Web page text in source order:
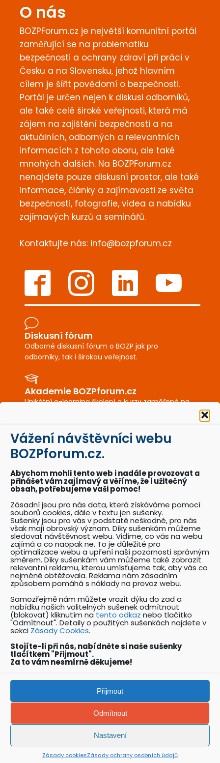
Vážení návštěvníci webu
BOZPforum.cz.
Abychom mohli tento web i nadále provozovat a
přinášet vám zajímavý a věříme, že i užitečný
obsah, potřebujeme vaši pomoc!
Zásadní jsou pro nás data, která získáváme pomocí
souborů cookies, dále v textu jen sušenky.
Sušenky jsou pro vás v podstatě neškodné, pro nás
však mají obrovský význam. Díky sušenkám můžeme
sledovat návštěvnost webu. Vidíme, co vás na webu
zajímá a co naopak ne. To je důležité pro
optimalizace webu a upření naší pozornosti správným
směrem. Díky sušenkám vám můžeme také zobrazit
relevantní reklamu, kterou umísťujeme tak, aby vás co
nejméně obtěžovala. Reklama nám zásadním
způsobem pomáhá s náklady na provoz webu.
Samozřejmě nám můžete vrazit dýku do zad a
nabídku našich volitelných sušenek odmítnout
(blokovat) kliknutím natento odkaz nebo tlačítko
"Odmítnout". Detaily o použitých sušenkách najdete v
sekci Zásady Cookies.
Stojíte-li při nás, nabídněte si naše sušenky
tlačítkem "Přijmout".
Za to vám nesmírně děkujeme!
Přijmout
Odmítnout
Nastavení
Zásady cookiesZásady ochrany osobních údajů
O nás
BOZPForum.cz je největší komunitní portál
zaměřující se na problematiku
bezpečnosti a ochrany zdraví při práci v
Česku a na Slovensku, jehož hlavním
cílem je šířit povědomí o bezpečnosti.
Portál je určen nejen k diskusi odborníků,
ale také celé široké veřejnosti, která má
zájem na zajištění bezpečnosti a na
aktuálních, odborných a relevantních
informacích z tohoto oboru, ale také
mnohých dalších. Na BOZPForum.cz
nenajdete pouze diskusní prostor, ale také
informace, články a zajímavosti ze světa
bezpečnosti, fotografie, videa a nabídku
zajímavých kurzů a seminářů.
Kontaktujte nás: info@bozpforum.cz
Diskusní fórum
Odborné diskusní fórum o BOZP jak pro
odborníky, tak i širokou veřejnost.
Akademie BOZPforum.cz
Unikátní e-learning školení a kurzy zaměřené na
BOZPkestazeni.cz
Desítky profesionálně připravených vzorových
dokumentů a posterů BOZP a PO.
Akce BOZPforum.cz
Přehled pořádaných akcí se zaměřením na
problematiku BOZP.
Katalog odborníků BOZP
Přehledný katalog odborníků pracujících v
oboru BOZP a souvisejících oborech.
Nabídky práce v oboru BOZP
Unikátní katalog pracovních nabídek v oboru
BOZP a PO.
Vytvořeno k záchraně životů!